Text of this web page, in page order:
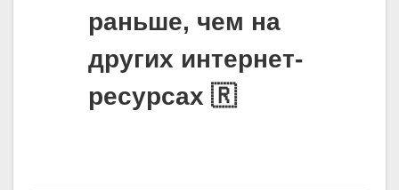
раньше, чем на
других интернет-
ресурсах 🇷